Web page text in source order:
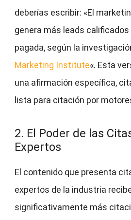
deberías escribir: «El
genera más leads calificados
pagada, según la
Marketing Institute«. Esta
una afirmación específica,
lista para citación por
2. El Poder de las
Expertos
El contenido que presenta
expertos de la industria
significativamente más